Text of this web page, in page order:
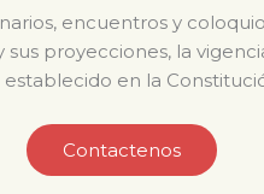
encuentros y
proyecciones, la
en la
Contactenos